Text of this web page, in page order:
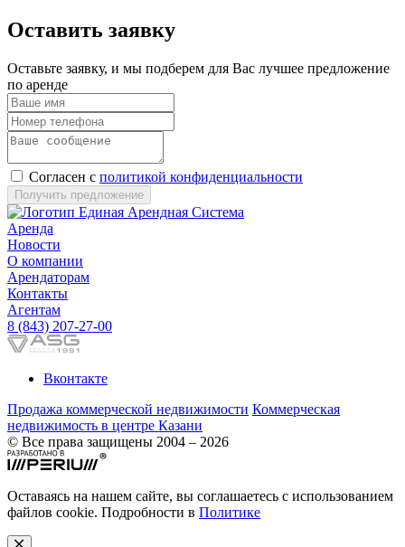
Оставить заявку
Оставьте заявку, и мы подберем для Вас лучшее предложение
по аренде
Согласен с политикой конфиденциальности
Получить предложение
Аренда
Новости
О компании
Арендаторам
Контакты
Агентам
8 (843) 207-27-00
Вконтакте
Продажа коммерческой недвижимости Коммерческая
недвижимость в центре Казани
© Все права защищены 2004 – 2026
Оставаясь на нашем сайте, вы соглашаетесь с использованием
файлов cookie. Подробности в Политике